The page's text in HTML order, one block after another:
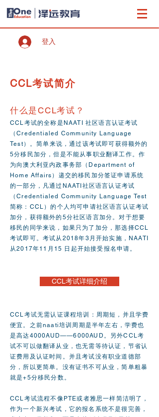
登入
CCL考试简介
什么是CCL考试？
CCL考试的全称是NAATI 社区语言认证考试
（Credentialed Community Language
Test）。简单来说，通过该考试即可获得额外的
5分移民加分，但是不能从事职业翻译工作。作
为向澳大利亚内政事务部（Department of
Home Affairs）递交的移民加分签证申请系统
的一部分，凡通过NAATI社区语言认证考试
（Credentialed Community Language Test
简称：CCL）的个人均可申请社区语言认证考试
加分，获得额外的5分社区语言加分。对于想要
移民的同学来说，如果只为了加分，那选择CCL
考试即可。考试从2018年3月开始实施，NAATI
从2017年11月15 日起开始接受报名申请。
​CCL考试详细介绍
CCL考试无需认证课程培训：周期短，并且学费
便宜。之前naati培训周期是半年左右，学费也
是高达4000AUD——6000AUD。另外CCL考
试不可以做翻译从业，也无需等待认证，节省认
证费用及认证时间。并且考试没有职业道德部
分，所以更简单。没有证书不可从业，简单粗暴
就是+5分移民分数。
CCL考试流程不像PTE或者雅思一样简洁明了，
作为一个新兴考试，它的报名系统不是很完善，